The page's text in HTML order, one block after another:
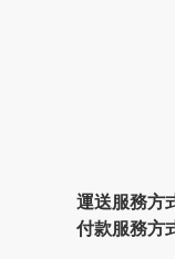
運送服務方
付款服務方